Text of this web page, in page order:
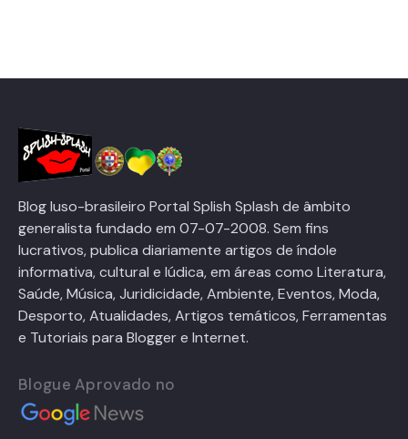
Blog luso-brasileiro Portal Splish Splash de âmbito
generalista fundado em 07-07-2008. Sem fins
lucrativos, publica diariamente artigos de índole
informativa, cultural e lúdica, em áreas como Literatura,
Saúde, Música, Juridicidade, Ambiente, Eventos, Moda,
Desporto, Atualidades, Artigos temáticos, Ferramentas
e Tutoriais para Blogger e Internet.
Blogue Aprovado no